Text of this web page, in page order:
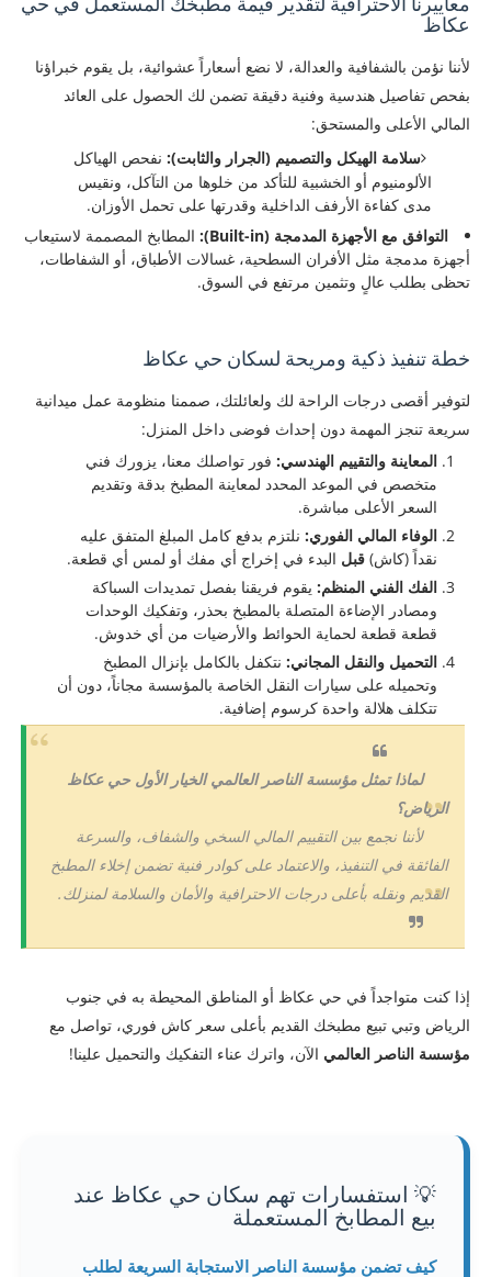
عكاظ
​لأننا نؤمن بالشفافية والعدالة، لا نضع أسعاراً عشوائية، بل يقوم خبراؤنا
بفحص تفاصيل هندسية وفنية دقيقة تضمن لك الحصول على العائد
المالي الأعلى والمستحق:
سلامة الهيكل والتصميم (الجرار والثابت):نفحص الهياكل
الألومنيوم أو الخشبية للتأكد من خلوها من التآكل، ونقيس
مدى كفاءة الأرفف الداخلية وقدرتها على تحمل الأوزان.
التوافق مع الأجهزة المدمجة (Built-in):
المطابخ المصممة لاستيعاب
أجهزة مدمجة مثل الأفران السطحية، غسالات الأطباق، أو الشفاطات،
تحظى بطلب عالٍ وتثمين مرتفع في السوق.
​خطة تنفيذ ذكية ومريحة لسكان حي عكاظ
​لتوفير أقصى درجات الراحة لك ولعائلتك، صممنا منظومة عمل ميدانية
سريعة تنجز المهمة دون إحداث فوضى داخل المنزل:
المعاينة والتقييم الهندسي:فور تواصلك معنا، يزورك فني
متخصص في الموعد المحدد لمعاينة المطبخ بدقة وتقديم
السعر الأعلى مباشرة.
الوفاء المالي الفوري:نلتزم بدفع كامل المبلغ المتفق عليه
نقداً (كاش) قبل البدء في إخراج أي مفك أو لمس أي قطعة.
الفك الفني المنظم:يقوم فريقنا بفصل تمديدات السباكة
ومصادر الإضاءة المتصلة بالمطبخ بحذر، وتفكيك الوحدات
قطعة قطعة لحماية الحوائط والأرضيات من أي خدوش.
التحميل والنقل المجاني:نتكفل بالكامل بإنزال المطبخ
وتحميله على سيارات النقل الخاصة بالمؤسسة مجاناً، دون أن
تتكلف هلالة واحدة كرسوم إضافية.
لماذا تمثل مؤسسة الناصر العالمي الخيار الأول حي عكاظ
الرياض؟
لأننا نجمع بين التقييم المالي السخي والشفاف، والسرعة
الفائقة في التنفيذ، والاعتماد على كوادر فنية تضمن إخلاء المطبخ
القديم ونقله بأعلى درجات الاحترافية والأمان والسلامة لمنزلك.
​إذا كنت متواجداً في حي عكاظ أو المناطق المحيطة به في جنوب
الرياض وتبي تبيع مطبخك القديم بأعلى سعر كاش فوري، تواصل مع
مؤسسة الناصر العالمي الآن، واترك عناء التفكيك والتحميل علينا!
💡 استفسارات تهم سكان حي عكاظ عند
بيع المطابخ المستعملة
كيف تضمن مؤسسة الناصر الاستجابة السريعة لطلب